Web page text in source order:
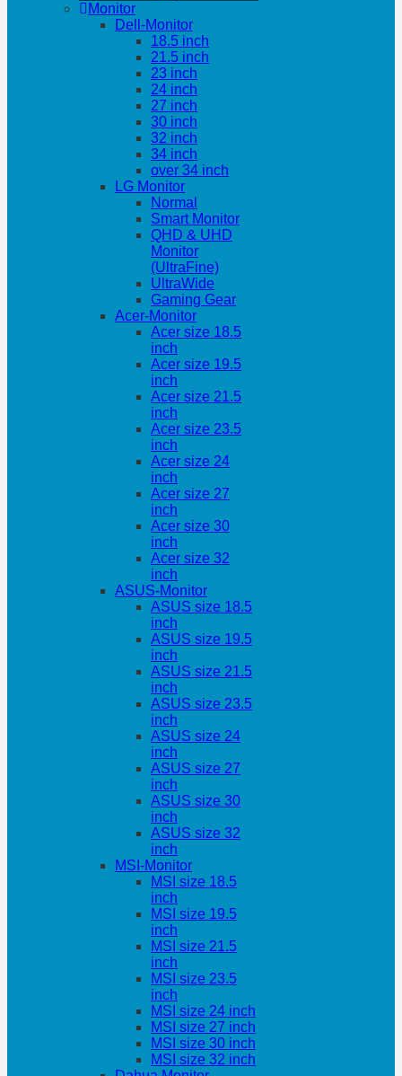
Monitor
Dell-Monitor
18.5 inch
21.5 inch
23 inch
24 inch
27 inch
30 inch
32 inch
34 inch
over 34 inch
LG Monitor
Normal
Smart Monitor
QHD & UHD
Monitor
(UltraFine)
UltraWide
Gaming Gear
Acer-Monitor
Acer size 18.5
inch
Acer size 19.5
inch
Acer size 21.5
inch
Acer size 23.5
inch
Acer size 24
inch
Acer size 27
inch
Acer size 30
inch
Acer size 32
inch
ASUS-Monitor
ASUS size 18.5
inch
ASUS size 19.5
inch
ASUS size 21.5
inch
ASUS size 23.5
inch
ASUS size 24
inch
ASUS size 27
inch
ASUS size 30
inch
ASUS size 32
inch
MSI-Monitor
MSI size 18.5
inch
MSI size 19.5
inch
MSI size 21.5
inch
MSI size 23.5
inch
MSI size 24 inch
MSI size 27 inch
MSI size 30 inch
MSI size 32 inch